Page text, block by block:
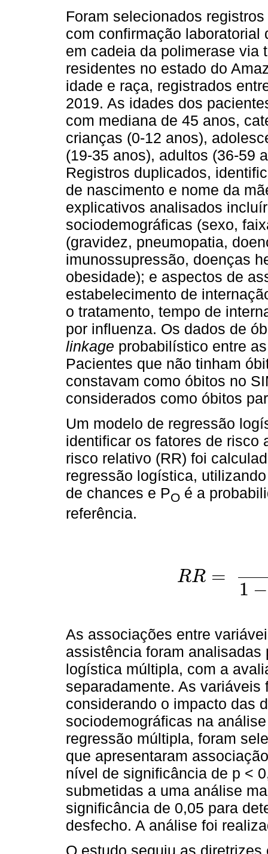
Foram selecionados
com confirmação laboratorial
em cadeia da polimerase via
residentes no estado do
idade e raça, registrados
2019. As idades dos
com mediana de 45 anos,
crianças (0-12 anos),
(19-35 anos), adultos (36-59
Registros duplicados,
de nascimento e nome da
explicativos analisados
sociodemográficas (sexo,
(gravidez, pneumopatia,
imunossupressão, doenças
obesidade); e aspectos de
estabelecimento de
o tratamento, tempo de
por influenza. Os dados de
linkage probabilístico entre
Pacientes que não tinham
constavam como óbitos no
considerados como óbitos
Um modelo de regressão
identificar os fatores de risco
risco relativo (RR) foi
regressão logística,
de chances e PO é a
referência.
RR =
1 −
RR=
As associações entre
assistência foram
logística múltipla, com a
separadamente. As
considerando o impacto das
sociodemográficas na
regressão múltipla, foram
que apresentaram
nível de significância de p <
submetidas a uma análise
significância de 0,05 para
desfecho. A análise foi
O estudo seguiu as